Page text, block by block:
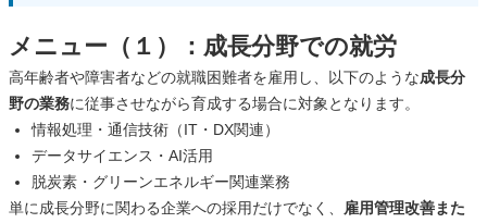
メニュー（１）：成長分野での就労
高年齢者や障害者などの就職困難者を雇用し、以下のような成長分
野の業務に従事させながら育成する場合に対象となります。
情報処理・通信技術（IT・DX関連）
データサイエンス・AI活用
脱炭素・グリーンエネルギー関連業務
単に成長分野に関わる企業への採用だけでなく、
雇用管理改善また